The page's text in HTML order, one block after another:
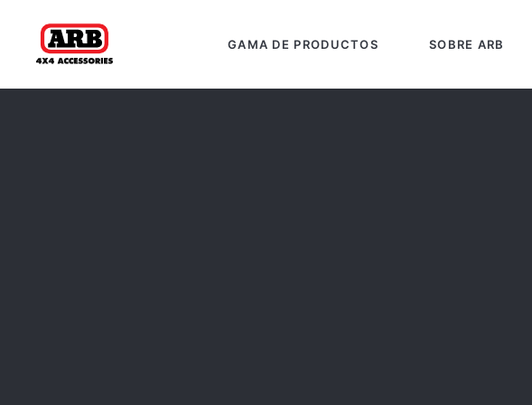
GAMA DE PRODUCTOS SOBRE ARB